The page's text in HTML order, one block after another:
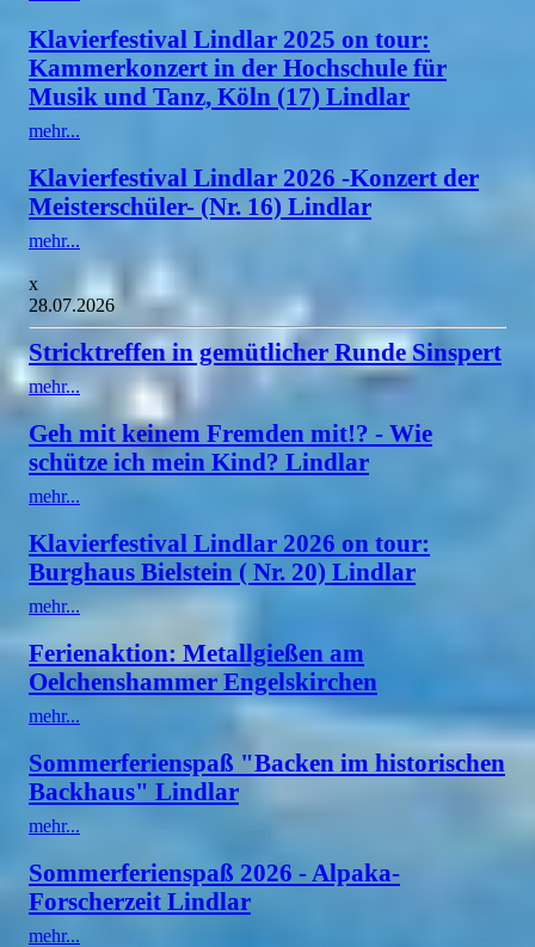
Klavierfestival Lindlar 2025 on tour:
Kammerkonzert in der Hochschule für
Musik und Tanz, Köln (17) Lindlar
mehr...
Klavierfestival Lindlar 2026 -Konzert der
Meisterschüler- (Nr. 16) Lindlar
mehr...
x
28.07.2026
Stricktreffen in gemütlicher Runde Sinspert
mehr...
Geh mit keinem Fremden mit!? - Wie
schütze ich mein Kind? Lindlar
mehr...
Klavierfestival Lindlar 2026 on tour:
Burghaus Bielstein ( Nr. 20) Lindlar
mehr...
Ferienaktion: Metallgießen am
Oelchenshammer Engelskirchen
mehr...
Sommerferienspaß "Backen im historischen
Backhaus" Lindlar
mehr...
Sommerferienspaß 2026 - Alpaka-
Forscherzeit Lindlar
mehr...